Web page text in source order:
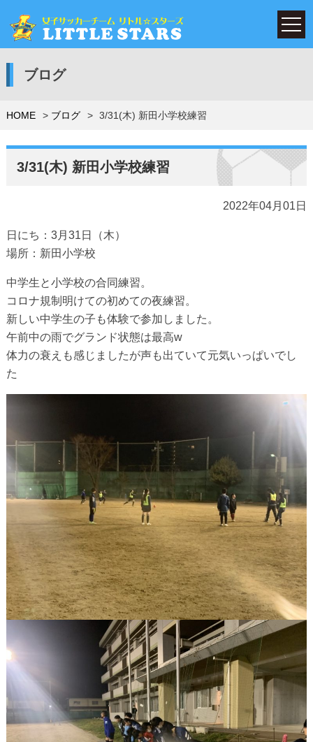
ブログ
HOME ブログ 3/31(木) 新田小学校練習
3/31(木) 新田小学校練習
2022年04月01日
日にち：3月31日（木）
場所：新田小学校
中学生と小学校の合同練習。
コロナ規制明けての初めての夜練習。
新しい中学生の子も体験で参加しました。
午前中の雨でグランド状態は最高w
体力の衰えも感じましたが声も出ていて元気いっぱいでし
た